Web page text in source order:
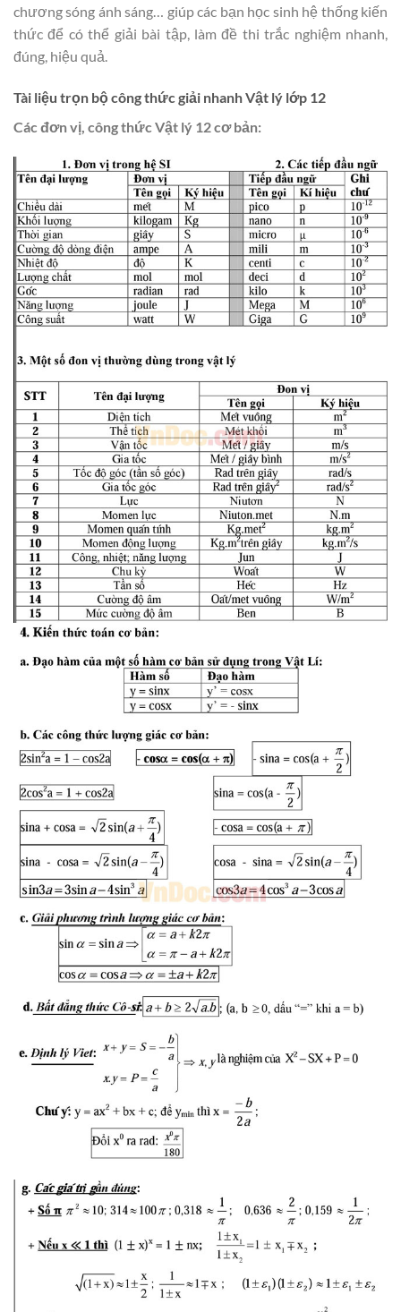
chương sóng ánh sáng… giúp các bạn học sinh hệ thống kiến
thức để có thể giải bài tập, làm đề thi trắc nghiệm nhanh,
đúng, hiệu quả.
Tài liệu trọn bộ công thức giải nhanh Vật lý lớp 12
Các đơn vị, công thức Vật lý 12 cơ bản: